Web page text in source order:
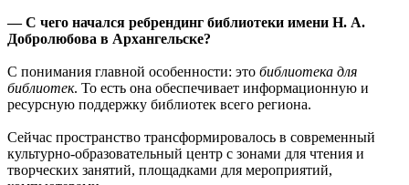
— С чего начался ребрендинг библиотеки имени Н. А.
Добролюбова в Архангельске?
С понимания главной особенности: это библиотека для
библиотек. То есть она обеспечивает информационную и
ресурсную поддержку библиотек всего региона.
Сейчас пространство трансформировалось в современный
культурно-образовательный центр с зонами для чтения и
творческих занятий, площадками для мероприятий,